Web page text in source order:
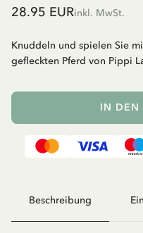
28.95 EURinkl. MwSt.
Knuddeln und spielen Sie
gefleckten Pferd von Pippi
IN DEN
Beschreibung